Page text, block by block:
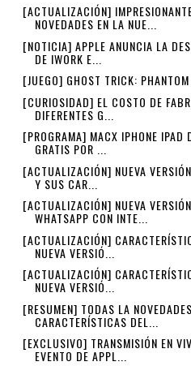
[ACTUALIZACIÓN]
NOVEDADES EN LA NUE...
[NOTICIA] APPLE ANUNCIA LA
DE IWORK E...
[JUEGO] GHOST TRICK:
[CURIOSIDAD] EL COSTO DE
DIFERENTES G...
[PROGRAMA] MACX IPHONE IPAD
GRATIS POR ...
[ACTUALIZACIÓN] NUEVA
Y SUS CAR...
[ACTUALIZACIÓN] NUEVA
WHATSAPP CON INTE...
[ACTUALIZACIÓN]
NUEVA VERSIÓ...
[ACTUALIZACIÓN]
NUEVA VERSIÓ...
[RESUMEN] TODAS LA
CARACTERÍSTICAS DEL...
[EXCLUSIVO] TRANSMISIÓN EN
EVENTO DE APPL...